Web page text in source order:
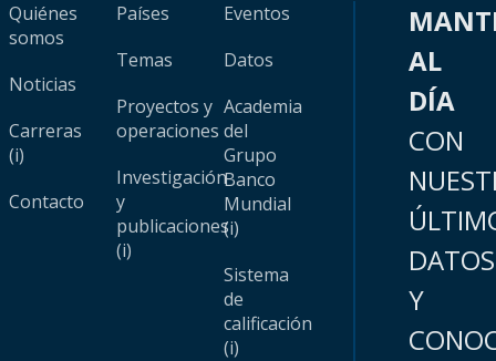
Quiénes
somos
Noticias
Carreras
(i)
Contacto
Países
Temas
Proyectos y
operaciones
Investigación
y
publicaciones
(i)
Eventos
Datos
Academia
del
Grupo
Banco
Mundial
(i)
Sistema
de
calificación
(i)
AL
DÍA
CON
DATOS
Y